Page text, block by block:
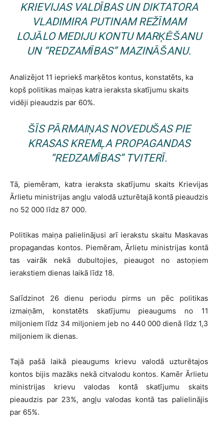
KRIEVIJAS VALDĪBAS UN DIKTATORA
VLADIMIRA PUTINAM REŽĪMAM
LOJĀLO MEDIJU KONTU MARĶĒŠANU
UN “REDZAMĪBAS” MAZINĀŠANU.
Analizējot 11 iepriekš marķētos kontus, konstatēts, ka
kopš politikas maiņas katra ieraksta skatījumu skaits
vidēji pieaudzis par 60%.
ŠĪS PĀRMAIŅAS NOVEDUŠAS PIE
KRASAS KREMĻA PROPAGANDAS
“REDZAMĪBAS” TVITERĪ.
Tā, piemēram, katra ieraksta skatījumu skaits Krievijas
Ārlietu ministrijas angļu valodā uzturētajā kontā pieaudzis
no 52 000 līdz 87 000.
Politikas maiņa palielinājusi arī ierakstu skaitu Maskavas
propagandas kontos. Piemēram, Ārlietu ministrijas kontā
tas vairāk nekā dubultojies, pieaugot no astoņiem
ierakstiem dienas laikā līdz 18.
Salīdzinot 26 dienu periodu pirms un pēc politikas
izmaiņām, konstatēts skatījumu pieaugums no 11
miljoniem līdz 34 miljoniem jeb no 440 000 dienā līdz 1,3
miljoniem ik dienas.
Tajā pašā laikā pieaugums krievu valodā uzturētajos
kontos bijis mazāks nekā citvalodu kontos. Kamēr Ārlietu
ministrijas krievu valodas kontā skatījumu skaits
pieaudzis par 23%, angļu valodas kontā tas palielinājis
par 65%.